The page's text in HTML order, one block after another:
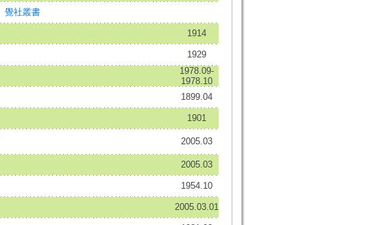
覺社叢書
1914
1929
1978.09-
1978.10
1899.04
1901
2005.03
2005.03
1954.10
2005.03.01